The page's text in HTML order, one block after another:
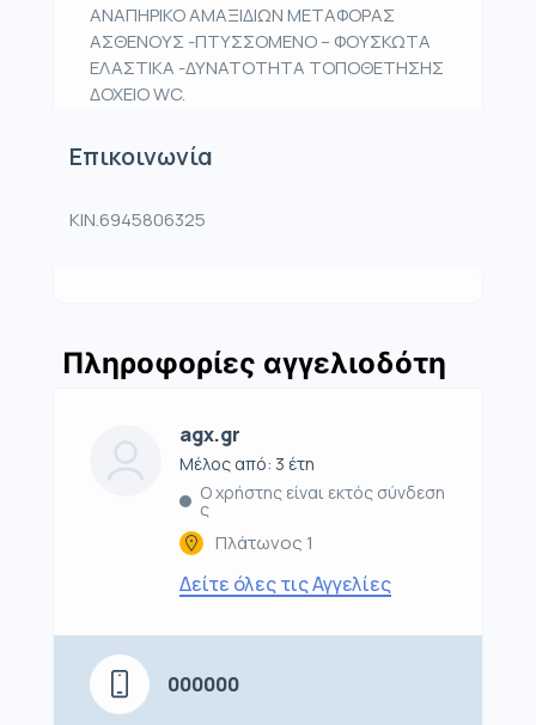
ΑΝΑΠΗΡΙΚΟ ΑΜΑΞΙΔΙΩΝ ΜΕΤΑΦΟΡΑΣ
ΑΣΘΕΝΟΥΣ -ΠΤΥΣΣΟΜΕΝΟ – ΦΟΥΣΚΩΤΑ
ΕΛΑΣΤΙΚΑ -ΔΥΝΑΤΟΤΗΤΑ ΤΟΠΟΘΕΤΗΣΗΣ
ΔΟΧΕΙΟ WC.
Επικοινωνία
KIN.6945806325
Πληροφορίες αγγελιοδότη
agx.gr
Μέλος από: 3 έτη
Ο χρήστης είναι εκτός σύνδεση
ς
Πλάτωνος 1
Δείτε όλες τις Αγγελίες
000000